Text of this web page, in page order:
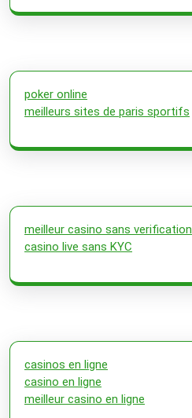
poker online
meilleurs sites de paris sportifs
meilleur casino sans verification
casino live sans KYC
casinos en ligne
casino en ligne
meilleur casino en ligne